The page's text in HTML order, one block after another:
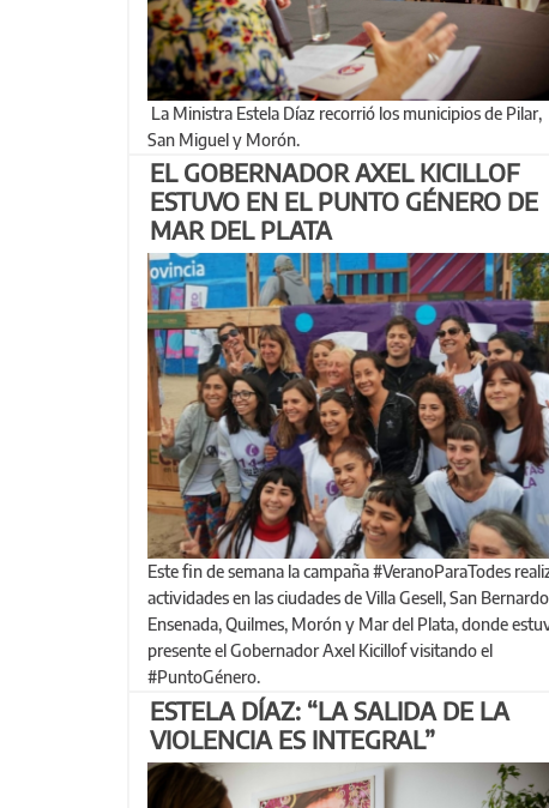
La Ministra Estela Díaz recorrió los municipios de Pilar,
San Miguel y Morón.
EL GOBERNADOR AXEL KICILLOF
ESTUVO EN EL PUNTO GÉNERO DE
MAR DEL PLATA
Este fin de semana la campaña #VeranoParaTodes realizó
actividades en las ciudades de Villa Gesell, San
Ensenada, Quilmes, Morón y Mar del Plata, donde
presente el Gobernador Axel Kicillof visitando el
#PuntoGénero.
ESTELA DÍAZ: “LA SALIDA DE LA
VIOLENCIA ES INTEGRAL”